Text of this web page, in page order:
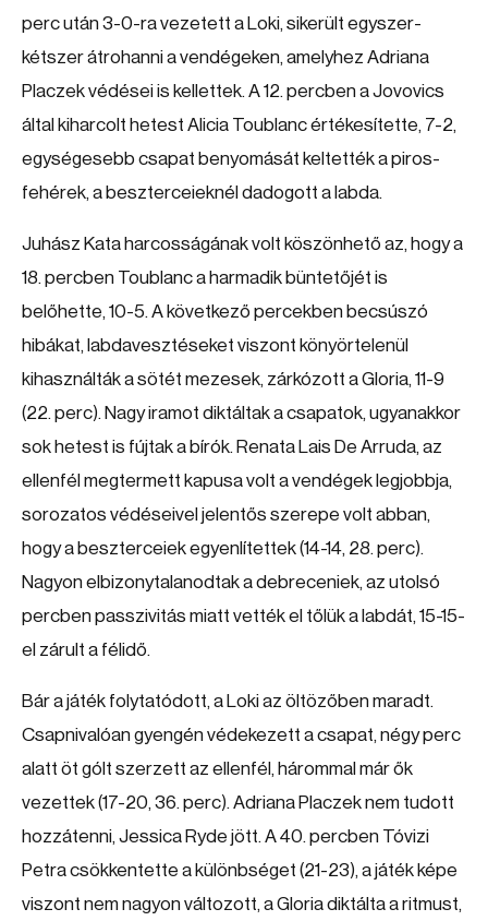
perc után 3-0-ra vezetett a Loki, sikerült egyszer-
kétszer átrohanni a vendégeken, amelyhez Adriana
Placzek védései is kellettek. A 12. percben a Jovovics
által kiharcolt hetest Alicia Toublanc értékesítette, 7-2,
egységesebb csapat benyomását keltették a piros-
fehérek, a beszterceieknél dadogott a labda.
Juhász Kata harcosságának volt köszönhető az, hogy a
18. percben Toublanc a harmadik büntetőjét is
belőhette, 10-5. A következő percekben becsúszó
hibákat, labdavesztéseket viszont könyörtelenül
kihasználták a sötét mezesek, zárkózott a Gloria, 11-9
(22. perc). Nagy iramot diktáltak a csapatok, ugyanakkor
sok hetest is fújtak a bírók. Renata Lais De Arruda, az
ellenfél megtermett kapusa volt a vendégek legjobbja,
sorozatos védéseivel jelentős szerepe volt abban,
hogy a beszterceiek egyenlítettek (14-14, 28. perc).
Nagyon elbizonytalanodtak a debreceniek, az utolsó
percben passzivitás miatt vették el tőlük a labdát, 15-15-
el zárult a félidő.
Bár a játék folytatódott, a Loki az öltözőben maradt.
Csapnivalóan gyengén védekezett a csapat, négy perc
alatt öt gólt szerzett az ellenfél, hárommal már ők
vezettek (17-20, 36. perc). Adriana Placzek nem tudott
hozzátenni, Jessica Ryde jött. A 40. percben Tóvizi
Petra csökkentette a különbséget (21-23), a játék képe
viszont nem nagyon változott, a Gloria diktálta a ritmust,